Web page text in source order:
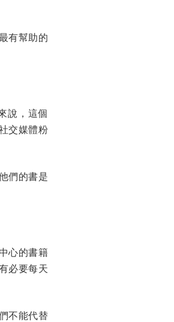
有幫助的
說，這個
交媒體粉
們的書是
心的書籍
必要每天
不能代替